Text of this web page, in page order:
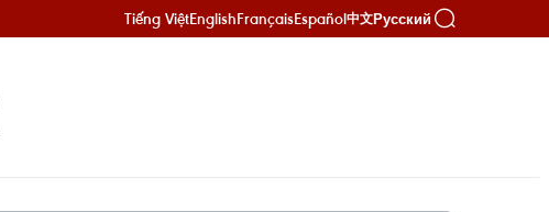
Tiếng ViệtEnglishFrançaisEspañol中文Русский